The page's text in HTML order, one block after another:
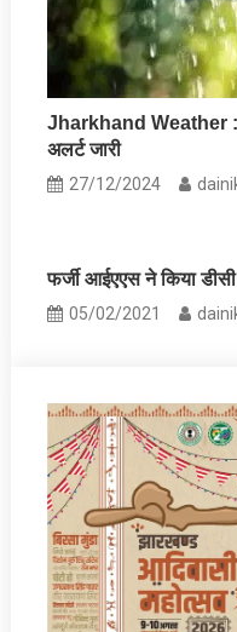
Jharkhand Weather :
अलर्ट जारी
27/12/2024
फर्जी आईएएस ने किया
05/02/2021